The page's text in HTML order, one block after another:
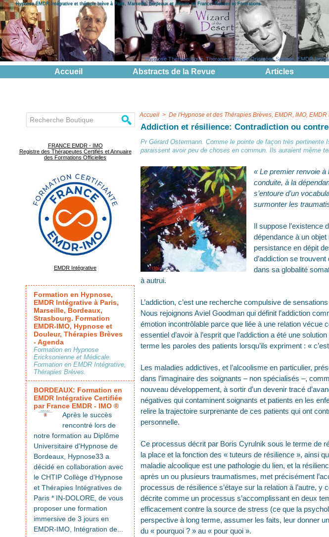
Hypnose EMDR Intégrative et thérapie brève à Paris, Marseille, Bordeaux et ailleurs en France. Revues et Formations
Hypnose Thérapeutique, Thérapies Brèves Orientées Solution, EMDR
Accueil Abstracts de la Revue Articles
FRANCE EMDR - IMO
Registre des Thérapeutes Certifiés et Annuaire
des Formations Officielles
EMDR Intégrative
Formation en Hypnose,
EMDR Intégrative à Paris,
Marseille, Bordeaux,
Strasbourg. Formation
EMDR-IMO, Hypnose et
Douleur, Thérapies Brèves
- Agenda
Formation en Hypnose
Ericksonienne et Médicale.
Formation en EMDR Intégrative,
Thérapies Brèves.
BORDEAUX: Formation en
EMDR Intégrative Certifiée
par France EMDR - IMO ®
Après le succès
rencontré lors de
notre formation au Diplôme
Universitaire d'Hypnose de
Bordeaux, Hypnose33 a
décidé en collaboration avec
le CHTIP Collège d'Hypnose
et Thérapies Intégratives de
Paris * IN-DOLORE, de vous
proposer une formation
immersive de 3 jours en
EMDR-IMO, Intégration de...
Accueil > De l'Hypnose et des Thérapies Brèves, EMDR, IMO, EMDR
Addiction et résilience: Contradiction ou
Pr Gérard Ostermann. Comme le pointe de façon très
paraissent avoir peu de choses en commun. Ils auraient même
« Le premier renvoie à
conduite, à la
s’entoure d’un
surmonter les
Il suppose l’existence
dépendance à un
persistance en dépit
d’addiction se
dans sa globalité
à autrui.
L’addiction, c’est une recherche compulsive de
Nous rejoignons Aviel Goodman qui définit l’addiction
émotion incontrôlable parce que liée à une relation vécue
essentiel d’avoir à l’esprit que l’addiction a été une
terme les paroles des patients lorsqu’ils expriment : «
Les maladies addictives, et l’alcoolisme en particulier,
dans l’imaginaire des soignants – non spécialisés –,
nouveau développement, à sortir d’un devenir tracé
négatives qui contaminent soignants et patients en les
relire la trajectoire surprenante de ces patients qui ont
personnelle.
Ce processus décrit par Boris Cyrulnik sous le terme de
la place et la fonction des « tuteurs de résilience », ainsi
maladie alcoolique est une pathologie du lien, et la
après un ou plusieurs traumatismes, met précisément
processus de résilience s’étaye sur la relation à l’autre,
décrite comme un processus s’accomplissant en deux
efficacement contre la source de stress (ce que la
perspective à long terme, assumer les faits, leur donner
du « pourquoi ? » au « pour quoi ».